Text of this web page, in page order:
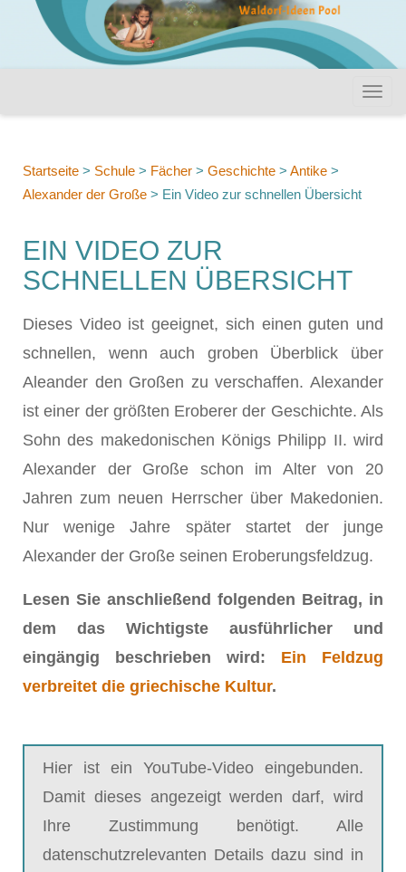
Startseite > Schule > Fächer > Geschichte > Antike >
Alexander der Große > Ein Video zur schnellen Übersicht
EIN VIDEO ZUR
SCHNELLEN ÜBERSICHT
Dieses Video ist geeignet, sich einen guten und
schnellen, wenn auch groben Überblick über
Aleander den Großen zu verschaffen. Alexander
ist einer der größten Eroberer der Geschichte. Als
Sohn des makedonischen Königs Philipp II. wird
Alexander der Große schon im Alter von 20
Jahren zum neuen Herrscher über Makedonien.
Nur wenige Jahre später startet der junge
Alexander der Große seinen Eroberungsfeldzug.
Lesen Sie anschließend folgenden Beitrag, in
dem das Wichtigste ausführlicher und
eingängig beschrieben wird: Ein Feldzug
verbreitet die griechische Kultur.
Hier ist ein YouTube-Video eingebunden.
Damit dieses angezeigt werden darf, wird
Ihre Zustimmung benötigt. Alle
datenschutzrelevanten Details dazu sind in